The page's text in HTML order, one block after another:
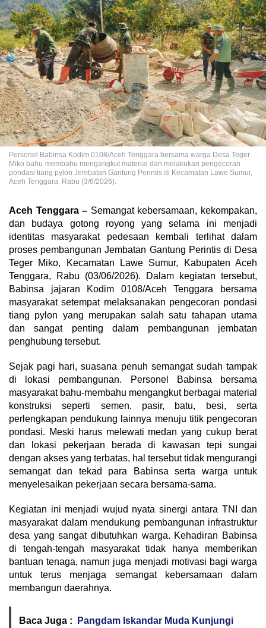
Personel Babinsa Kodim 0108/Aceh Tenggara bersama warga Desa Teger
Miko bahu-membahu mengangkut material dan melakukan pengecoran
pondasi tiang pylon Jembatan Gantung Perintis di Kecamatan Lawe Sumur,
Aceh Tenggara, Rabu (3/6/2026).
Aceh Tenggara – Semangat kebersamaan, kekompakan,
dan budaya gotong royong yang selama ini menjadi
identitas masyarakat pedesaan kembali terlihat dalam
proses pembangunan Jembatan Gantung Perintis di Desa
Teger Miko, Kecamatan Lawe Sumur, Kabupaten Aceh
Tenggara, Rabu (03/06/2026). Dalam kegiatan tersebut,
Babinsa jajaran Kodim 0108/Aceh Tenggara bersama
masyarakat setempat melaksanakan pengecoran pondasi
tiang pylon yang merupakan salah satu tahapan utama
dan sangat penting dalam pembangunan jembatan
penghubung tersebut.
Sejak pagi hari, suasana penuh semangat sudah tampak
di lokasi pembangunan. Personel Babinsa bersama
masyarakat bahu-membahu mengangkut berbagai material
konstruksi seperti semen, pasir, batu, besi, serta
perlengkapan pendukung lainnya menuju titik pengecoran
pondasi. Meski harus melewati medan yang cukup berat
dan lokasi pekerjaan berada di kawasan tepi sungai
dengan akses yang terbatas, hal tersebut tidak mengurangi
semangat dan tekad para Babinsa serta warga untuk
menyelesaikan pekerjaan secara bersama-sama.
Kegiatan ini menjadi wujud nyata sinergi antara TNI dan
masyarakat dalam mendukung pembangunan infrastruktur
desa yang sangat dibutuhkan warga. Kehadiran Babinsa
di tengah-tengah masyarakat tidak hanya memberikan
bantuan tenaga, namun juga menjadi motivasi bagi warga
untuk terus menjaga semangat kebersamaan dalam
membangun daerahnya.
Baca Juga :
Pangdam Iskandar Muda Kunjungi